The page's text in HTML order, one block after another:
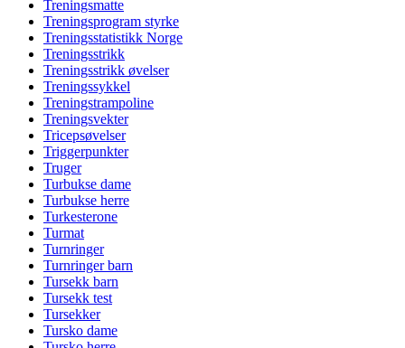
Treningsmatte
Treningsprogram styrke
Treningsstatistikk Norge
Treningsstrikk
Treningsstrikk øvelser
Treningssykkel
Treningstrampoline
Treningsvekter
Tricepsøvelser
Triggerpunkter
Truger
Turbukse dame
Turbukse herre
Turkesterone
Turmat
Turnringer
Turnringer barn
Tursekk barn
Tursekk test
Tursekker
Tursko dame